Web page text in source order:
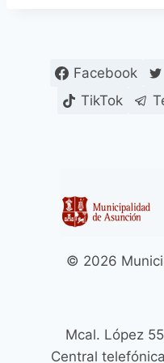
Facebook
TikTok
© 2026
Mcal. López
Central